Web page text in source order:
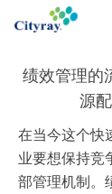
绩效管理的
源
在当今这个快
业要想保持竞
部管理机制。